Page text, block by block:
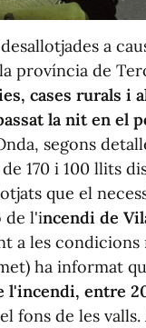
a
província de
cases rurals i
la nit en el
segons
170 i 100 llits
que el
de l'incendi de
a les condicions
ha informat
l'incendi, entre
fons de les